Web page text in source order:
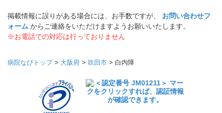
掲載情報に誤りがある場合には、お手数ですが、 お問い合わせフ
ォーム からご連絡をいただけますようお願いいたします。
※お電話での対応は行っておりません
病院なびトップ> 大阪府 > 吹田市 > 白内障